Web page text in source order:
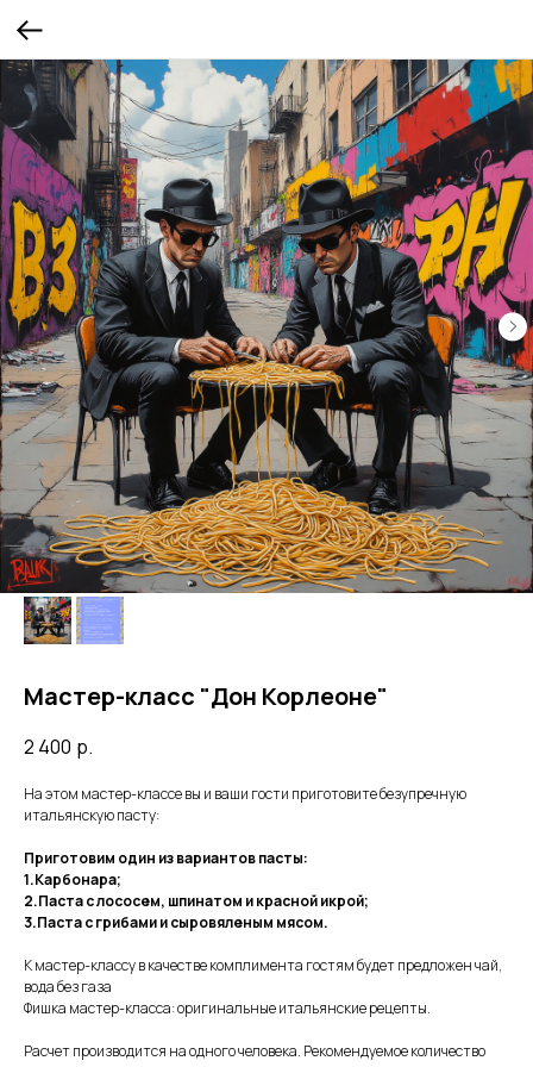
Мастер-класс "Дон Корлеоне"
2 400 р.
На этом мастер-классе вы и ваши гости приготовите безупречную
итальянскую пасту:
Приготовим один из вариантов пасты:
1.Карбонара;
2.Паста с лососем, шпинатом и красной икрой;
3.Паста с грибами и сыровяленым мясом.
К мастер-классу в качестве комплимента гостям будет предложен чай,
вода без газа
Фишка мастер-класса: оригинальные итальянские рецепты.
Расчет производится на одного человека. Рекомендуемое количество